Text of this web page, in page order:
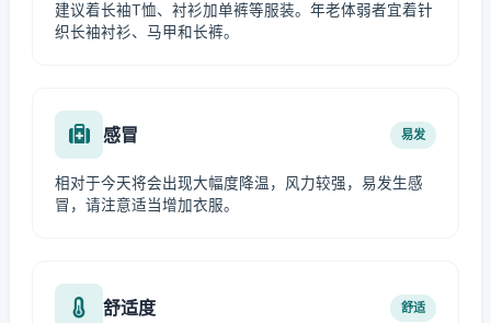
建议着长袖T恤、衬衫加单裤等服装。年老体弱者宜着针
织长袖衬衫、马甲和长裤。
感冒 易发
相对于今天将会出现大幅度降温，风力较强，易发生感
冒，请注意适当增加衣服。
舒适度 舒适